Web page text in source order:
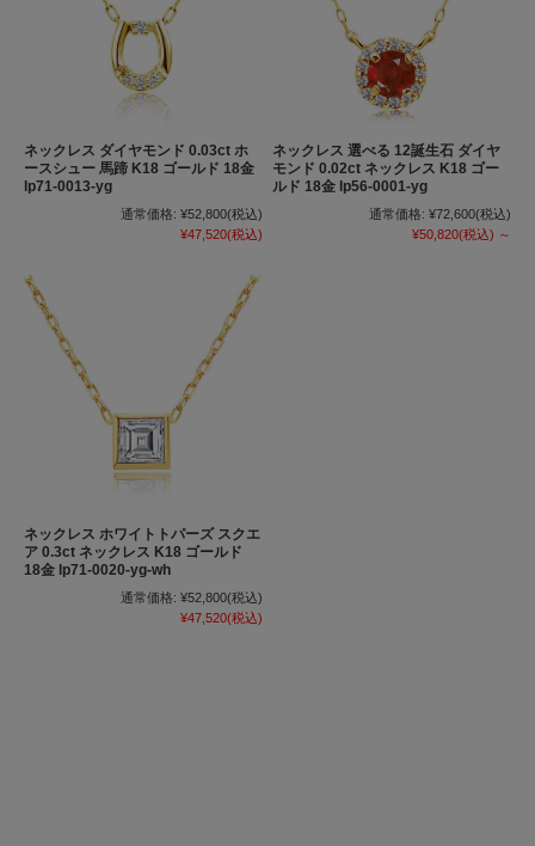
ネックレス ダイヤモンド 0.03ct ホ
ースシュー 馬蹄 K18 ゴールド 18金
lp71-0013-yg
通常価格: ¥52,800(税込)
¥47,520(税込)
ネックレス 選べる 12誕生石 ダイヤ
モンド 0.02ct ネックレス K18 ゴー
ルド 18金 lp56-0001-yg
通常価格: ¥72,600(税込)
¥50,820(税込) ～
ネックレス ホワイトトパーズ スクエ
ア 0.3ct ネックレス K18 ゴールド
18金 lp71-0020-yg-wh
通常価格: ¥52,800(税込)
¥47,520(税込)